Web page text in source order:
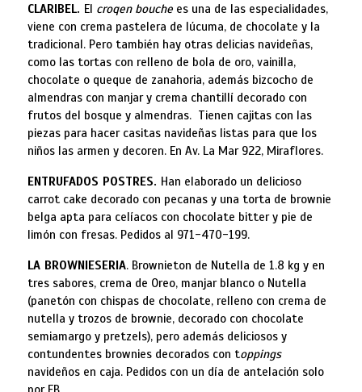
CLARIBEL. El croqen bouchees una de las especialidades,
viene con crema pastelera de lúcuma, de chocolate y la
tradicional. Pero también hay otras delicias navideñas,
como las tortas con relleno de bola de oro, vainilla,
chocolate o queque de zanahoria, además bizcocho de
almendras con manjar y crema chantillí decorado con
frutos del bosque y almendras. Tienen cajitas con las
piezas para hacer casitas navideñas listas para que los
niños las armen y decoren. En Av. La Mar 922, Miraflores.
ENTRUFADOS POSTRES. Han elaborado un delicioso
carrot cake decorado con pecanas y una torta de brownie
belga apta para celíacos con chocolate bitter y pie de
limón con fresas. Pedidos al 971-470-199.
LA BROWNIESERIA. Brownieton de Nutella de 1.8 kg y en
tres sabores, crema de Oreo, manjar blanco o Nutella
(panetón con chispas de chocolate, relleno con crema de
nutella y trozos de brownie, decorado con chocolate
semiamargo y pretzels), pero además deliciosos y
contundentes brownies decorados con toppings
navideños en caja. Pedidos con un día de antelación solo